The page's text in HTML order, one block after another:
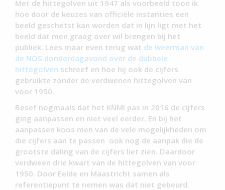
Met de hittegolven uit 1947 als voorbeeld toon ik
hoe door de keuzes van officiële instanties een
beeld geschetst kan worden dat in lijn ligt met het
beeld dat men graag over wil brengen bij het
publiek. Lees maar even terug wat de weerman van
de NOS donderdagavond over de dubbele
hittegolven schreef en hoe hij ook de cijfers
gebruikte zonder de verdwenen hittegolven van
voor 1950.
Besef nogmaals dat het KNMI pas in 2016 de cijfers
ging aanpassen en niet veel eerder. En bij het
aanpassen koos men van de vele mogelijkheden om
die cijfers aan te passen ook nog de aanpak die de
grootste daling van de cijfers liet zien. Daardoor
verdween drie kwart van de hittegolven van voor
1950. Door Eelde en Maastricht samen als
referentiepunt te nemen was dat niet gebeurd.